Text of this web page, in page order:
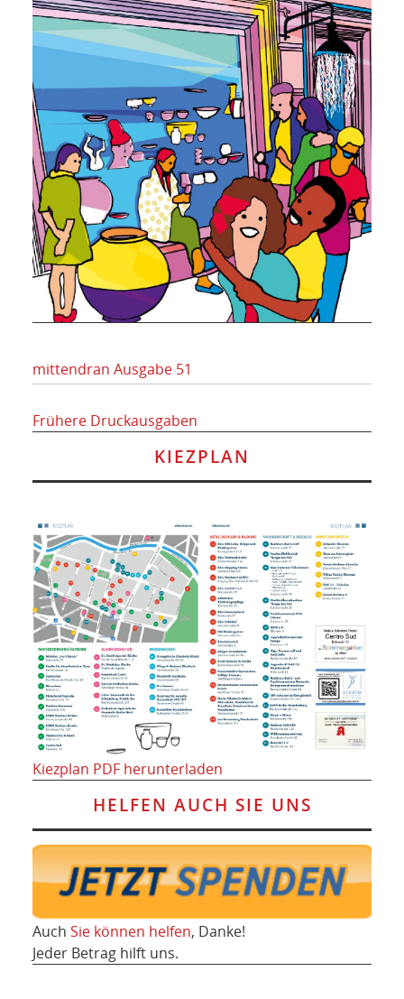
mittendran Ausgabe 51
Frühere Druckausgaben
KIEZPLAN
Kiezplan PDF herunterladen
HELFEN AUCH SIE UNS
Auch Sie können helfen, Danke!
Jeder Betrag hilft uns.